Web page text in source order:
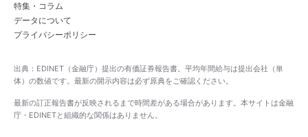
特集・コラム
データについて
プライバシーポリシー
出典：EDINET（金融庁）提出の有価証券報告書。平均年間給与は提出会社（単
体）の数値です。最新の開示内容は必ず原典をご確認ください。
最新の訂正報告書が反映されるまで時間差がある場合があります。本サイトは金融
庁・EDINETと組織的な関係はありません。